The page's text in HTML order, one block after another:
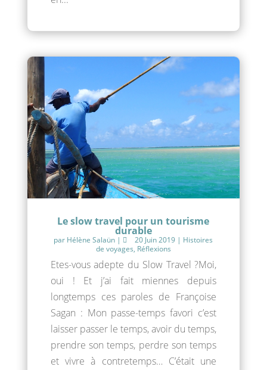
Le slow travel pour un tourisme
durable
par Hélène Salaün | 20 Juin 2019 | Histoires
de voyages, Réflexions
Etes-vous adepte du Slow Travel ?Moi,
oui ! Et j’ai fait miennes depuis
longtemps ces paroles de Françoise
Sagan : Mon passe-temps favori c’est
laisser passer le temps, avoir du temps,
prendre son temps, perdre son temps
et vivre à contretemps… C’était une